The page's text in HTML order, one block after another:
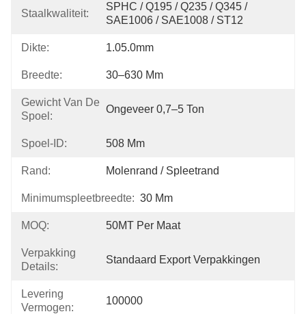
Staalkwaliteit:
SPHC / Q195 / Q235 / Q345 /
SAE1006 / SAE1008 / ST12
Dikte: 1.05.0mm
Breedte: 30–630 Mm
Gewicht Van De
Spoel:
Ongeveer 0,7–5 Ton
Spoel-ID: 508 Mm
Rand: Molenrand / Spleetrand
Minimumspleetbreedte: 30 Mm
MOQ: 50MT Per Maat
Verpakking
Details:
Standaard Export Verpakkingen
Levering
Vermogen:
100000